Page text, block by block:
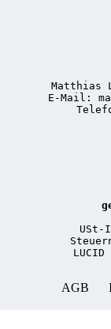
Matthias
E-Mail:
USt-
AGB